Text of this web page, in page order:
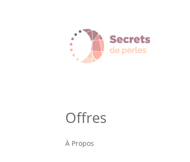
Offres
À Propos